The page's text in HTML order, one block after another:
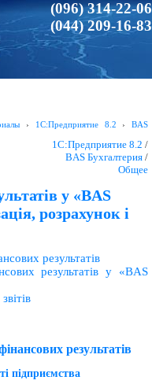
(096) 314-22-06
(044) 209-16-83
› 1С:Предприятие 8.2 ›BAS
1С:Предприятие 8.2 /
BAS Бухгалтерия /
Общее
у «BAS
розрахунок і
результатів
результатів у «BAS
результатів
підприємства